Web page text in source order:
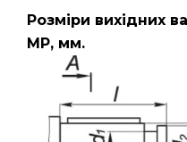
Розміри вихідних
МР, мм.